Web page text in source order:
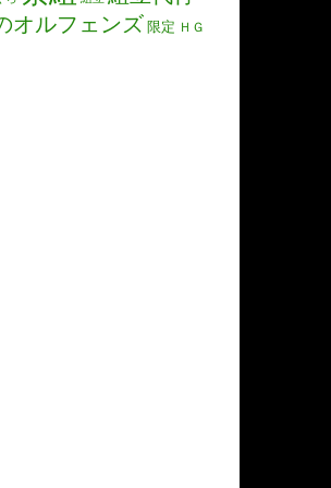
オルフェンズ限定 ＨＧ